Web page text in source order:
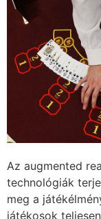
Az augmented
technológiák
meg a
játékosok